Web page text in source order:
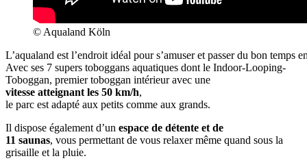
© Aqualand Köln
L’aqualand est l’endroit idéal pour s’amuser et passer du bon temps
Avec ses 7 supers toboggans aquatiques dont le Indoor-Looping-
Toboggan, premier toboggan intérieur avec une
vitesse atteignant les 50 km/h,
le parc est adapté aux petits comme aux grands.
Il dispose également d’un espace de détente et de
11 saunas, vous permettant de vous relaxer même quand sous la
grisaille et la pluie.